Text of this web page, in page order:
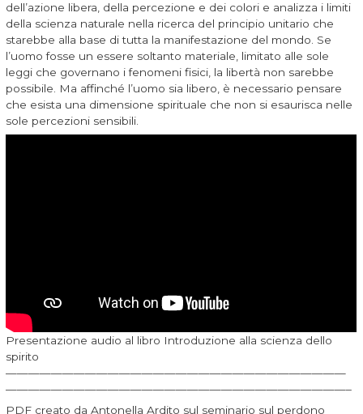
dell’azione libera, della percezione e dei colori e analizza i limiti
della scienza naturale nella ricerca del principio unitario che
starebbe alla base di tutta la manifestazione del mondo. Se
l’uomo fosse un essere soltanto materiale, limitato alle sole
leggi che governano i fenomeni fisici, la libertà non sarebbe
possibile. Ma affinché l’uomo sia libero, è necessario pensare
che esista una dimensione spirituale che non si esaurisca nelle
sole percezioni sensibili.
Presentazione audio al libro Introduzione alla scienza dello
spirito
——————————————————————————————
——————————————————————————————–
PDF creato da Antonella Ardito sul seminario sul perdono